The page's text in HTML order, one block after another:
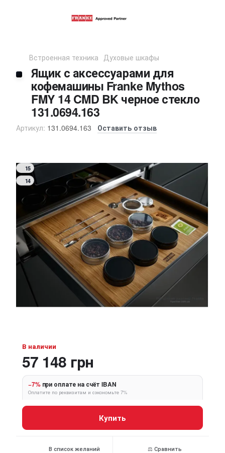
Встроенная техника Духовые шкафы
Ящик с аксессуарами для
кофемашины Franke Mythos
FMY 14 CMD BK черное стекло
131.0694.163
Артикул: 131.0694.163 Оставить отзыв
15
14
В наличии
57 148 грн
−7% при оплате на счёт IBAN
Оплатите по реквизитам и сэкономьте 7%
Купить
В список желаний ⚖ Сравнить